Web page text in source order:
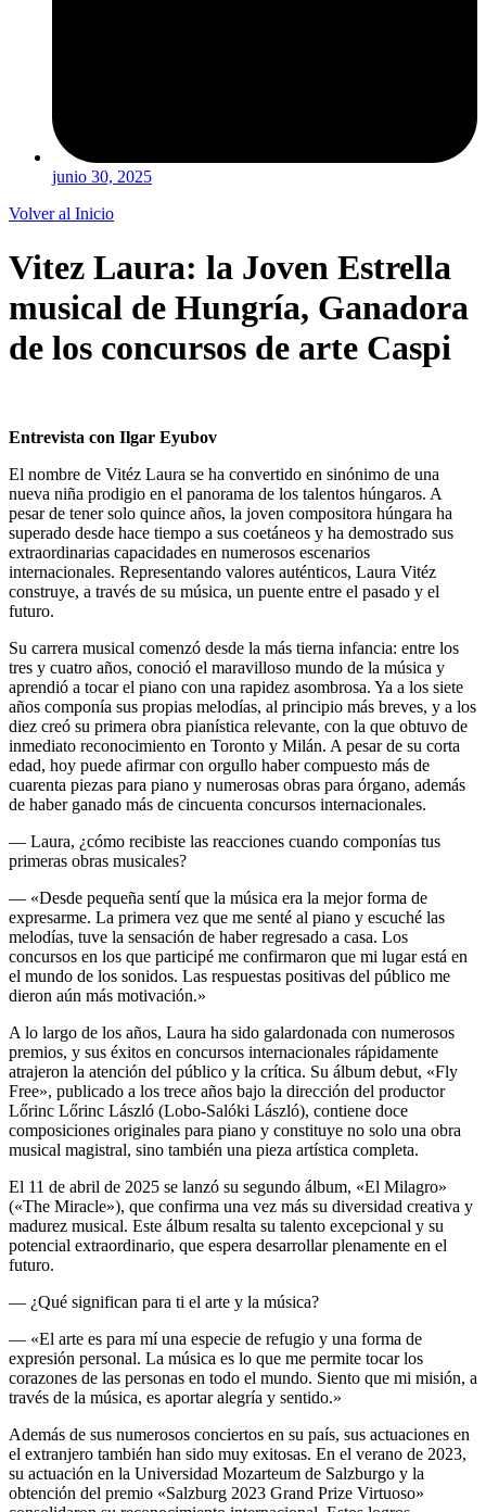
junio 30, 2025
Volver al Inicio
Vitez Laura: la Joven Estrella
musical de Hungría, Ganadora
de los concursos de arte Caspi
Entrevista con Ilgar Eyubov
El nombre de Vitéz Laura se ha convertido en sinónimo de una
nueva niña prodigio en el panorama de los talentos húngaros. A
pesar de tener solo quince años, la joven compositora húngara ha
superado desde hace tiempo a sus coetáneos y ha demostrado sus
extraordinarias capacidades en numerosos escenarios
internacionales. Representando valores auténticos, Laura Vitéz
construye, a través de su música, un puente entre el pasado y el
futuro.
Su carrera musical comenzó desde la más tierna infancia: entre los
tres y cuatro años, conoció el maravilloso mundo de la música y
aprendió a tocar el piano con una rapidez asombrosa. Ya a los siete
años componía sus propias melodías, al principio más breves, y a los
diez creó su primera obra pianística relevante, con la que obtuvo de
inmediato reconocimiento en Toronto y Milán. A pesar de su corta
edad, hoy puede afirmar con orgullo haber compuesto más de
cuarenta piezas para piano y numerosas obras para órgano, además
de haber ganado más de cincuenta concursos internacionales.
— Laura, ¿cómo recibiste las reacciones cuando componías tus
primeras obras musicales?
— «Desde pequeña sentí que la música era la mejor forma de
expresarme. La primera vez que me senté al piano y escuché las
melodías, tuve la sensación de haber regresado a casa. Los
concursos en los que participé me confirmaron que mi lugar está en
el mundo de los sonidos. Las respuestas positivas del público me
dieron aún más motivación.»
A lo largo de los años, Laura ha sido galardonada con numerosos
premios, y sus éxitos en concursos internacionales rápidamente
atrajeron la atención del público y la crítica. Su álbum debut, «Fly
Free», publicado a los trece años bajo la dirección del productor
Lőrinc Lőrinc László (Lobo-Salóki László), contiene doce
composiciones originales para piano y constituye no solo una obra
musical magistral, sino también una pieza artística completa.
El 11 de abril de 2025 se lanzó su segundo álbum, «El Milagro»
(«The Miracle»), que confirma una vez más su diversidad creativa y
madurez musical. Este álbum resalta su talento excepcional y su
potencial extraordinario, que espera desarrollar plenamente en el
futuro.
— ¿Qué significan para ti el arte y la música?
— «El arte es para mí una especie de refugio y una forma de
expresión personal. La música es lo que me permite tocar los
corazones de las personas en todo el mundo. Siento que mi misión, a
través de la música, es aportar alegría y sentido.»
Además de sus numerosos conciertos en su país, sus actuaciones en
el extranjero también han sido muy exitosas. En el verano de 2023,
su actuación en la Universidad Mozarteum de Salzburgo y la
obtención del premio «Salzburg 2023 Grand Prize Virtuoso»